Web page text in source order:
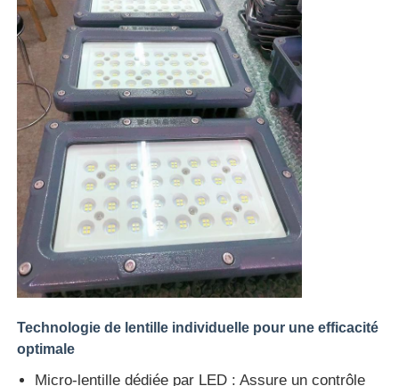
Technologie de lentille individuelle pour une efficacité
optimale
Micro-lentille dédiée par LED : Assure un contrôle